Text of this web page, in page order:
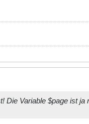
Variable $page ist